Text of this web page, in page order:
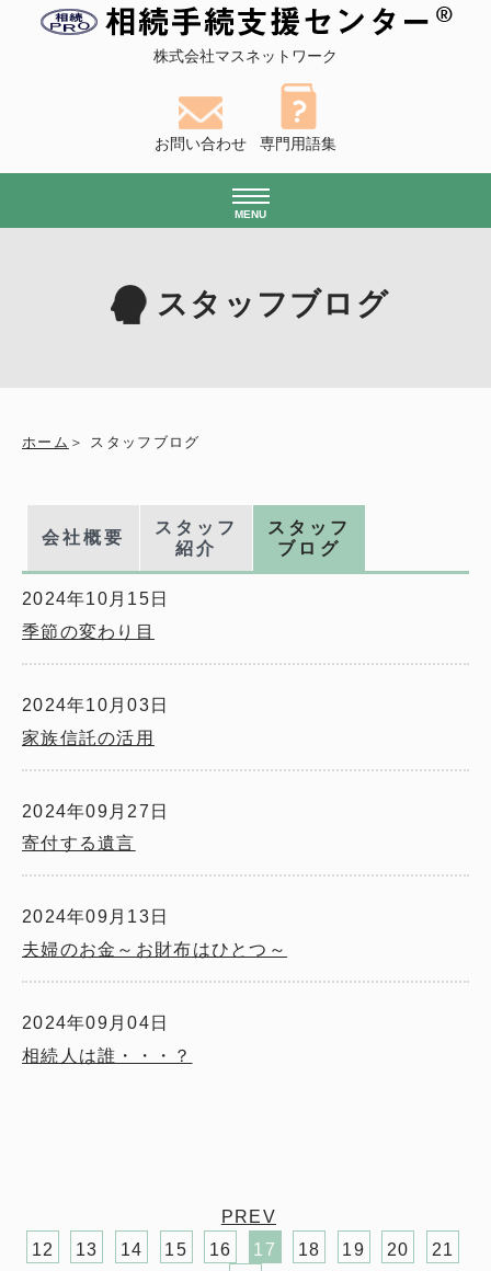
株式会社マスネットワーク
お問い合わせ 専門用語集
MENU
スタッフブログ
ホーム スタッフブログ
会社概要
スタッフ
紹介
スタッフ
ブログ
2024年10月15日
季節の変わり目
2024年10月03日
家族信託の活用
2024年09月27日
寄付する遺言
2024年09月13日
夫婦のお金～お財布はひとつ～
2024年09月04日
相続人は誰・・・？
PREV
12
13 14 15 16 17 18 19 20
21